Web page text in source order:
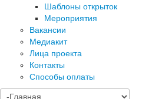
Шаблоны открыток
Мероприятия
Вакансии
Медиакит
Лица проекта
Контакты
Способы оплаты